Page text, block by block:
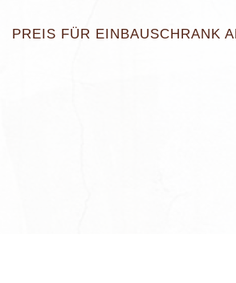
PREIS FÜR EINBAUSCHRANK